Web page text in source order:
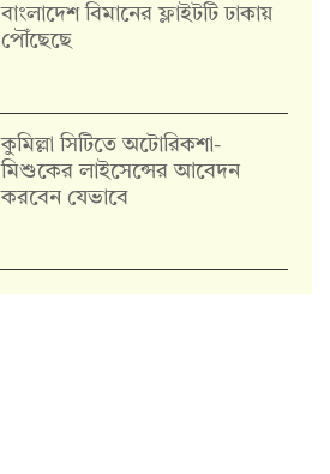
বাংলাদেশ বিমানের ফ্লাইটটি ঢাকায়
পৌঁছেছে
কুমিল্লা সিটিতে অটোরিকশা-
মিশুকের লাইসেন্সের আবেদন
করবেন যেভাবে